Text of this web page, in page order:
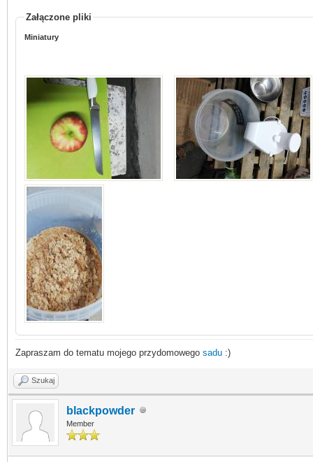
Załączone pliki
Miniatury
Zapraszam do tematu mojego przydomowego sadu :)
Szukaj
blackpowder
Member